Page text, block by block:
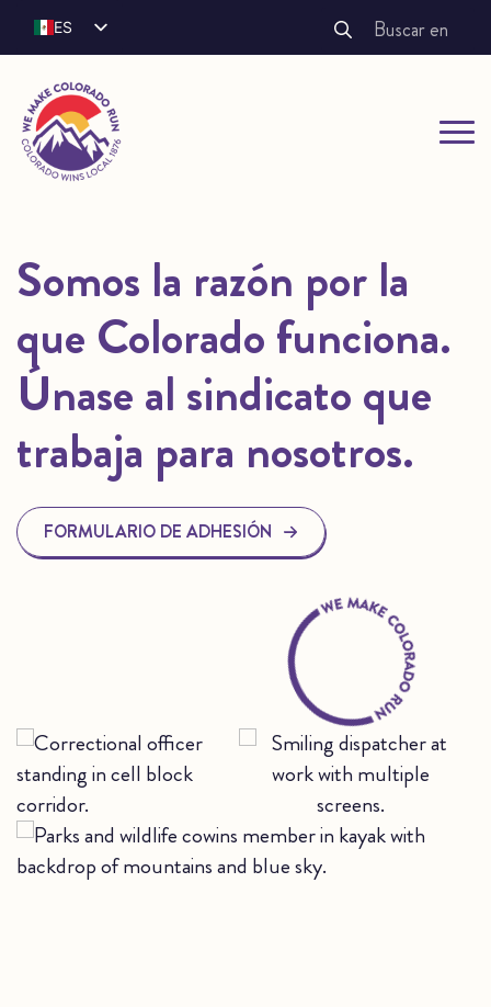
ES
EN
Buscar:
Somos la razón por la
que Colorado funciona.
Únase al sindicato que
trabaja para nosotros.
FORMULARIO DE ADHESIÓN